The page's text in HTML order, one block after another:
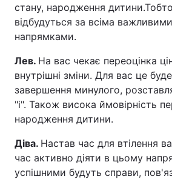
стану, народження
відбудуться за всіма
напрямками.
Лев. На вас чекає переоцінка
внутрішні зміни. Для вас це
завершення минулого,
"і". Також висока ймовірність
народження дитини.
Діва. Настав час для втілення
час активно діяти в цьому
успішними будуть справи,